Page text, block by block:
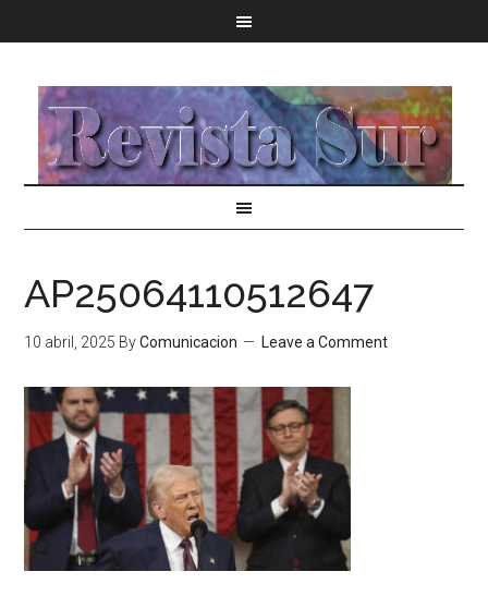
AP25064110512647
10 abril, 2025 ByComunicacion Leave a Comment